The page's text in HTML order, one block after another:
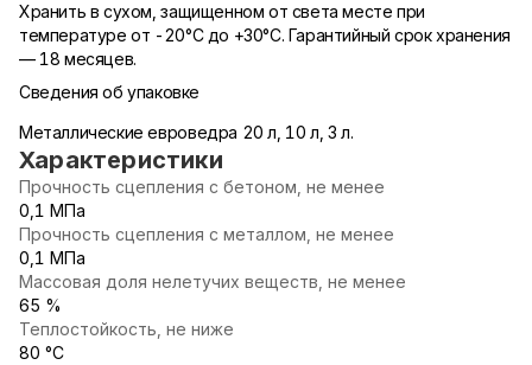
Хранить в сухом, защищенном от света месте при
температуре от -20°С до +30°С. Гарантийный срок хранения
— 18 месяцев.
Сведения об упаковке
Металлические евроведра 20 л, 10 л, 3 л.
Характеристики
Прочность сцепления с бетоном, не менее
0,1 МПа
Прочность сцепления с металлом, не менее
0,1 МПа
Массовая доля нелетучих веществ, не менее
65 %
Теплостойкость, не ниже
80 °С